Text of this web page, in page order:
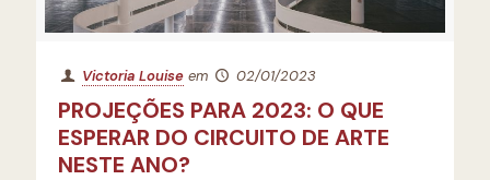
Victoria Louise em 02/01/2023
PROJEÇÕES PARA 2023: O QUE
ESPERAR DO CIRCUITO DE ARTE
NESTE ANO?